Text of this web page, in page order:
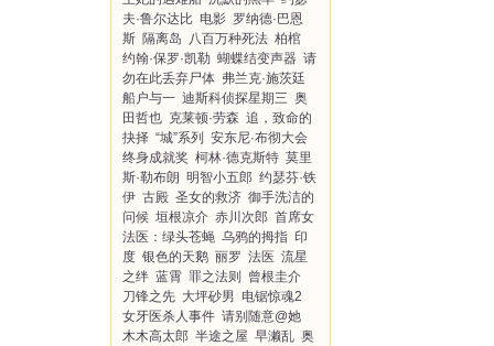
夫·鲁尔达比 电影 罗纳德·巴恩
斯 隔离岛 八百万种死法 柏棺
约翰·保罗·凯勒 蝴蝶结变声器 请
勿在此丢弃尸体 弗兰克·施茨廷
船户与一 迪斯科侦探星期三 奥
田哲也 克莱顿·劳森 追，致命的
抉择 “城”系列
安东尼·布彻大会
终身成就奖 柯林·德克斯特 莫里
斯·勒布朗 明智小五郎 约瑟芬·铁
伊 古殿 圣女的救济 御手洗洁的
问候 垣根凉介 赤川次郎 首席女
法医：绿头苍蝇 乌鸦的拇指 印
度 银色的天鹅 丽罗 法医 流星
之绊 蓝霄 罪之法则
曾根圭介
刀锋之先 大坪砂男 电锯惊魂2
女牙医杀人事件 请别随意@她
木木高太郎 半途之屋 早濑乱 奥